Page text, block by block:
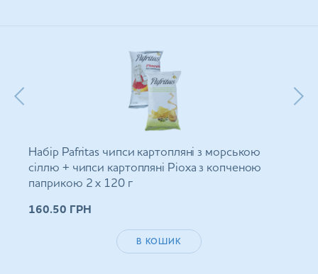
Набір Pafritas чипси картопляні з морською
сіллю + чипси картопляні Ріоха з копченою
паприкою 2 х 120 г
160.50 ГРН
В КОШИК